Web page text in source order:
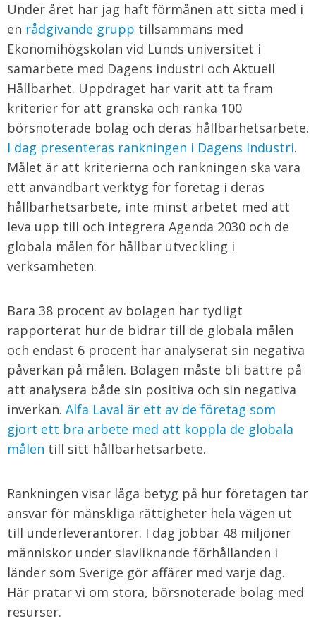
Under året har jag haft förmånen att sitta med i
en rådgivande grupp tillsammans med
Ekonomihögskolan vid Lunds universitet i
samarbete med Dagens industri och Aktuell
Hållbarhet. Uppdraget har varit att ta fram
kriterier för att granska och ranka 100
börsnoterade bolag och deras hållbarhetsarbete.
I dag presenteras rankningen i Dagens Industri.
Målet är att kriterierna och rankningen ska vara
ett användbart verktyg för företag i deras
hållbarhetsarbete, inte minst arbetet med att
leva upp till och integrera Agenda 2030 och de
globala målen för hållbar utveckling i
verksamheten.
Bara 38 procent av bolagen har tydligt
rapporterat hur de bidrar till de globala målen
och endast 6 procent har analyserat sin negativa
påverkan på målen. Bolagen måste bli bättre på
att analysera både sin positiva och sin negativa
inverkan. Alfa Laval är ett av de företag som
gjort ett bra arbete med att koppla de globala
målen till sitt hållbarhetsarbete.
Rankningen visar låga betyg på hur företagen tar
ansvar för mänskliga rättigheter hela vägen ut
till underleverantörer. I dag jobbar 48 miljoner
människor under slavliknande förhållanden i
länder som Sverige gör affärer med varje dag.
Här pratar vi om stora, börsnoterade bolag med
resurser.